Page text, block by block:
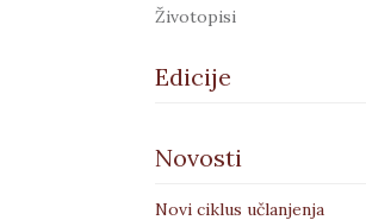
Životopisi
Edicije
Aeterna
Novosti
Novi ciklus učlanjenja